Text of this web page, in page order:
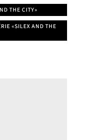
THE CITY»
«SILEX AND THE